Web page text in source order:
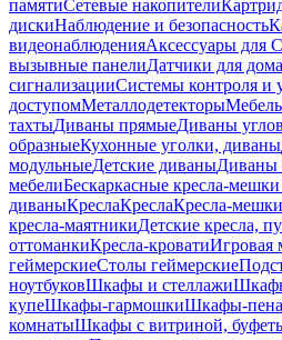
памятиСетевые накопители
дискиНаблюдение и безопасность
видеонаблюденияАксессуары для
вызывные панелиДатчики для дома
сигнализацииСистемы контроля и
доступомМеталлодетекторыМебель
тахтыДиваны прямыеДиваны
образныеКухонные уголки, диваны
модульныеДетские диваныДиваны
мебелиБескаркасные кресла-
диваныКреслаКреслаКресла-
кресла-маятникиДетские кресла,
оттоманкиКресла-кроватиИгровая
геймерскиеСтолы геймерские
ноутбуковШкафы и стеллажи
купеШкафы-гармошкиШкафы-
комнатыШкафы с витриной,